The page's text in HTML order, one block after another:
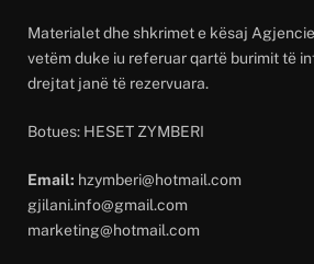
Materialet dhe shkrimet e kësaj
vetëm duke iu referuar qartë burimit të
drejtat janë të rezervuara.
Botues: HESET ZYMBERI
Email: hzymberi@hotmail.com
gjilani.info@gmail.com
marketing@hotmail.com